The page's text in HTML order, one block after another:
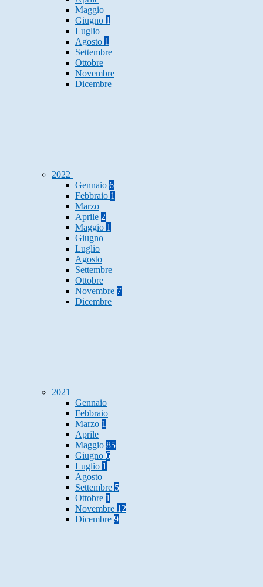
Maggio
Giugno 1
Luglio
Agosto 1
Settembre
Ottobre
Novembre
Dicembre
2022
Gennaio 6
Febbraio 1
Marzo
Aprile 2
Maggio 1
Giugno
Luglio
Agosto
Settembre
Ottobre
Novembre 7
Dicembre
2021
Gennaio
Febbraio
Marzo 1
Aprile
Maggio 85
Giugno 6
Luglio 1
Agosto
Settembre 5
Ottobre 1
Novembre 12
Dicembre 9